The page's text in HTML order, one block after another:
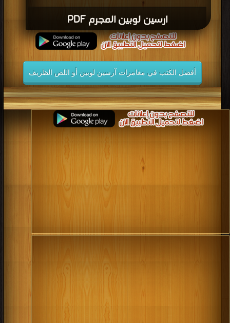
ارسين لوبين المجرم PDF
أفضل الكتب في مغامرات آرسين لوبين أو اللص الظريف